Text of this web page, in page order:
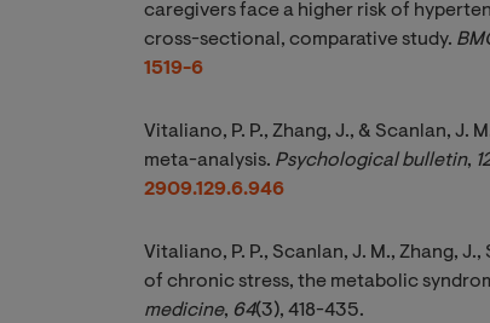
caregivers face a higher risk of
cross-sectional, comparative study.
1519-6
Vitaliano, P. P., Zhang, J., & Scanlan, J.
meta-analysis. Psychological bulletin,
2909.129.6.946
Vitaliano, P. P., Scanlan, J. M., Zhang,
of chronic stress, the metabolic
medicine, 64(3), 418-435.